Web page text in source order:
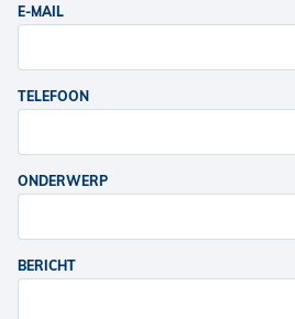
E-MAIL
TELEFOON
ONDERWERP
BERICHT